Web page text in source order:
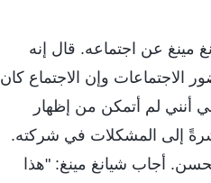
مينغ عن اجتماعه. قال إنه
وإن الاجتماع كان
لم أتمكن من إظهار
إلى المشكلات في شركته.
أجاب شيانغ مينغ: "هذا